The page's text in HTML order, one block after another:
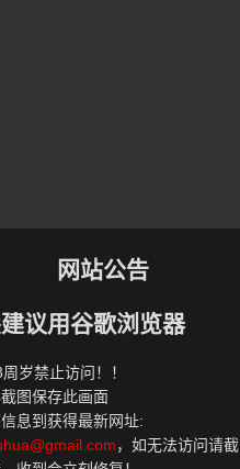
网站公告
议用谷歌浏览器
岁禁止访问！！
图保存此画面
息到获得最新网址:
，如无法访问请截